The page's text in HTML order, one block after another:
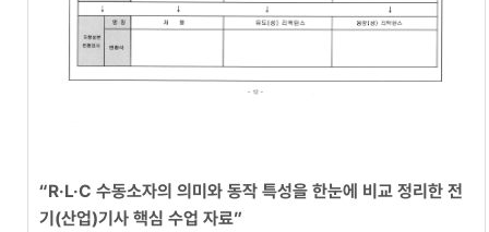
“R·L·C 수동소자의 의미와 동작 특성을 한눈에 비교 정리한 전
기(산업)기사 핵심 수업 자료”